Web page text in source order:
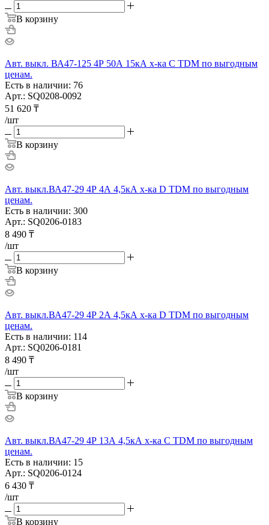
В корзину
Авт. выкл. ВА47-125 4Р 50А 15кА х-ка С TDM по выгодным
ценам.
Есть в наличии: 76
Арт.: SQ0208-0092
51 620 ₸
/шт
В корзину
Авт. выкл.ВА47-29 4Р 4А 4,5кА х-ка D TDM по выгодным
ценам.
Есть в наличии: 300
Арт.: SQ0206-0183
8 490 ₸
/шт
В корзину
Авт. выкл.ВА47-29 4Р 2А 4,5кА х-ка D TDM по выгодным
ценам.
Есть в наличии: 114
Арт.: SQ0206-0181
8 490 ₸
/шт
В корзину
Авт. выкл.ВА47-29 4Р 13А 4,5кА х-ка С TDM по выгодным
ценам.
Есть в наличии: 15
Арт.: SQ0206-0124
6 430 ₸
/шт
В корзину